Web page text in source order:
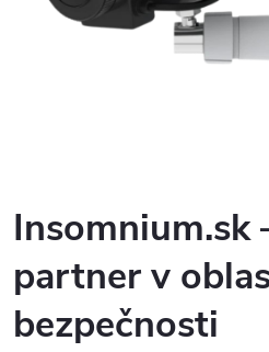
‎‎Insomnium.sk
partner v
bezpečnosti